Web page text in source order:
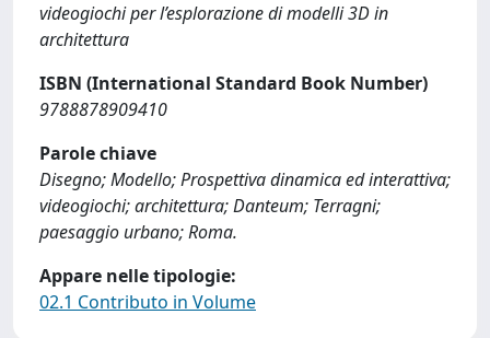
videogiochi per l’esplorazione di modelli 3D in
architettura
ISBN (International Standard Book Number)
9788878909410
Parole chiave
Disegno; Modello; Prospettiva dinamica ed interattiva;
videogiochi; architettura; Danteum; Terragni;
paesaggio urbano; Roma.
Appare nelle tipologie:
02.1 Contributo in Volume